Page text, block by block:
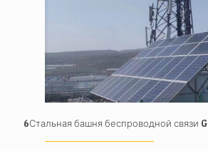
6Стальная башня беспроводной связи G